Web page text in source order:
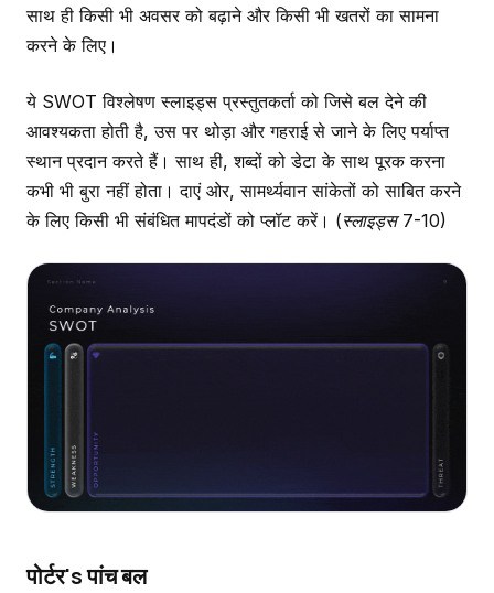
साथ ही किसी भी अवसर को बढ़ाने और किसी भी खतरों का सामना
करने के लिए।
ये SWOT विश्लेषण स्लाइड्स प्रस्तुतकर्ता को जिसे बल देने की
आवश्यकता होती है, उस पर थोड़ा और गहराई से जाने के लिए पर्याप्त
स्थान प्रदान करते हैं। साथ ही, शब्दों को डेटा के साथ पूरक करना
कभी भी बुरा नहीं होता। दाएं ओर, सामर्थ्यवान सांकेतों को साबित करने
के लिए किसी भी संबंधित मापदंडों को प्लॉट करें। (स्लाइड्स 7-10)
पोर्टर's पांच बल